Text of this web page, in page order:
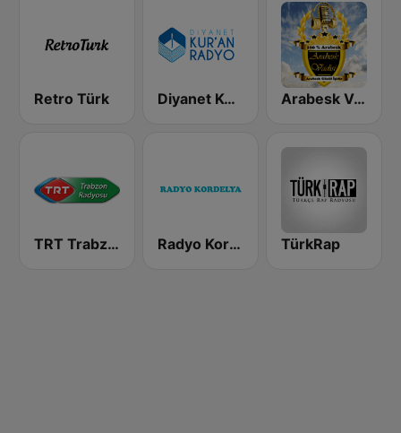
Retro Türk Diyanet Kur'an Radyo Arabesk Vadisi
TRT Trabzon Radyosu Radyo Kordelya TürkRap